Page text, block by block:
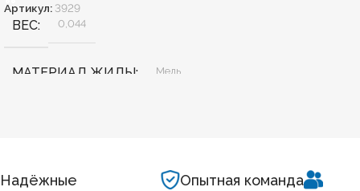
Артикул: 3929
ВЕС 0,044
МАТЕРИАЛ ЖИЛЫ Медь
Надёжные
Опытная команда